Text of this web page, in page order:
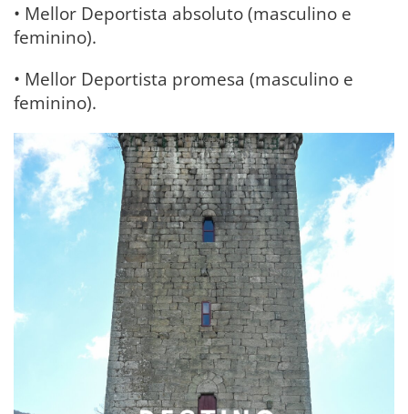
• Mellor Deportista absoluto (masculino e
feminino).
• Mellor Deportista promesa (masculino e
feminino).